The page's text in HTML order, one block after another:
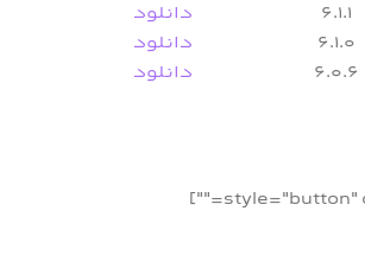
6.1.1
دانلود
6.1.0
دانلود
6.0.6
دانلود